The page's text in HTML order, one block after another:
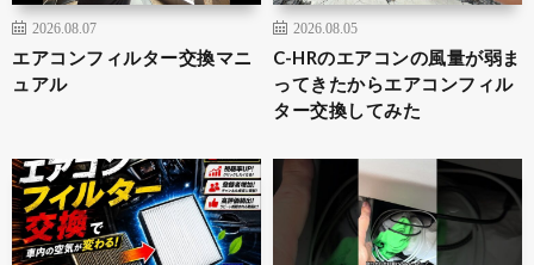
2026.08.07
エアコンフィルター交換マニ
ュアル
2026.08.05
C-HRのエアコンの風量が弱ま
ってきたからエアコンフィル
ター交換してみた